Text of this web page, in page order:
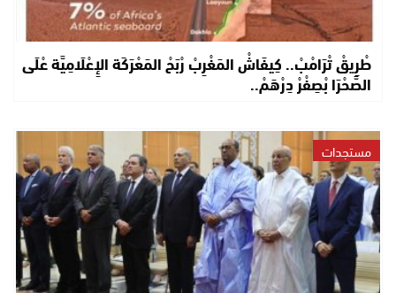
طْرِيقْ تْرَامْبْ.. كِيفَاشْ المَغْرِبْ رْبَحْ المَعْرَكَة الإِعْلَامِيَّة عْلَى
الصَّحْرَا بْصِفْرْ دِرْهَمْ..
مستجدات